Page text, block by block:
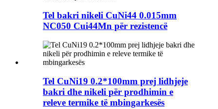
Tel bakri nikeli CuNi44 0.015mm
NC050 Cui44Mn për rezistencë
Tel CuNi19 0.2*100mm prej lidhjeje
bakri dhe nikeli për prodhimin e
releve termike të mbingarkesës